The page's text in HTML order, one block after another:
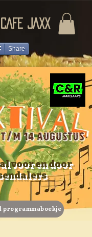
JAXX
Share
voor en door
programmaboekje